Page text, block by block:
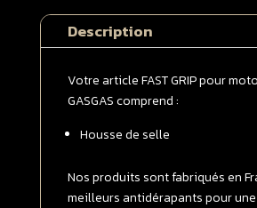
GASGAS
85
2021
-
2024
|
Rouge
Description
Votre article FAST GRIP pour
GASGAS comprend :
Housse de selle
Nos produits sont fabriqués en
meilleurs antidérapants pour